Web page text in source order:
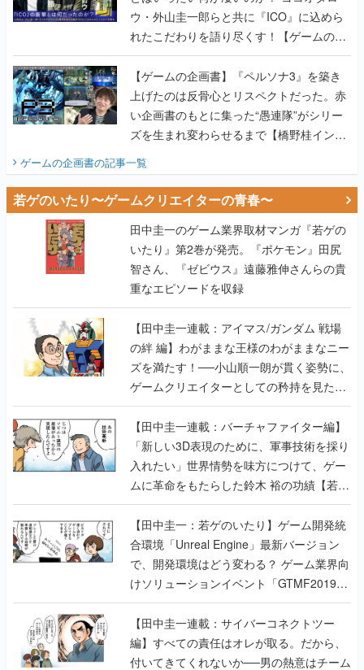
【ゲームの企画書】『ペルソナ3』を築き
上げたのは反骨心とリスペクトだった。赤
い企画書のもとに集った“愚連隊”がシリー
ズを生まれ変わらせるまで【橋野桂インタ
ビュー】
ゲームの企画書の記事一覧
若ゲのいたり〜ゲームクリエイターの青春〜
田中圭一のゲーム業界取材マンガ『若ゲの
いたり』第2巻が発売。『ポケモン』田尻
智さん、『ゼビウス』遠藤雅伸さんらの貴
重なエピソードを収録
【田中圭一連載：アイマス/ガンダム 戦場
の絆 編】わがままな王様のわがままなニー
ズを満たす！──小山順一朗が貫く姿勢に、
ゲームクリエイターとしての矜持を見た
【若ゲのいたり最終回】
【田中圭一連載：バーチャファイター編】
「新しい3D表現のために、軍事技術を採り
入れたい」世界情勢を味方につけて、ゲー
ムに革命をもたらした鈴木 裕の功績【若ゲ
のいたり】
【田中圭一：若ゲのいたり】ゲーム開発統
合環境「Unreal Engine」最新バージョン
で、開発環境はどう変わる？ ゲーム業界向
けソリューションイベント「GTMF2019」
に行って、より理解を深めよう【PR】
【田中圭一連載：サイバーコネクトツー
編】すべての責任はオレが取る。だから、
付いてきてくれないか──男の熱意はチーム
解散の危機を救い、『.hack』成功の活路を
開く。業界の快男児・松山 洋に流れる血は
『少年ジャンプ』色だった【若ゲのいた
若ゲのいたり〜ゲームクリエイターの青春〜の記事一覧